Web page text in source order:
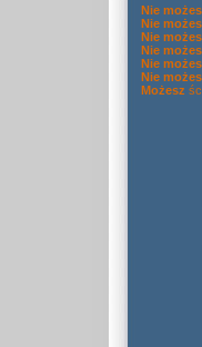
Nie
Nie
Nie
Nie
Nie
Nie
Możesz